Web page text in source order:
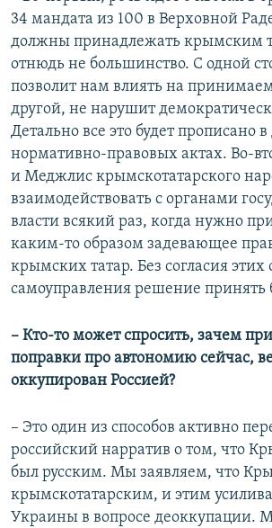
34 мандата из 100 в Верховной
должны принадлежать крымским
отнюдь не большинство. С одной
позволит нам влиять на
другой, не нарушит
Детально все это будет прописано
нормативно-правовых актах. Во-
и Меджлис крымскотатарского
взаимодействовать с органами
власти всякий раз, когда нужно
каким-то образом задевающее
крымских татар. Без согласия этих
самоуправления решение принять
– Кто-то может спросить, зачем
поправки про автономию сейчас,
оккупирован Россией?
– Это один из способов активно
российский нарратив о том, что
был русским. Мы заявляем, что
крымскотатарским, и этим
Украины в вопросе деоккупации.